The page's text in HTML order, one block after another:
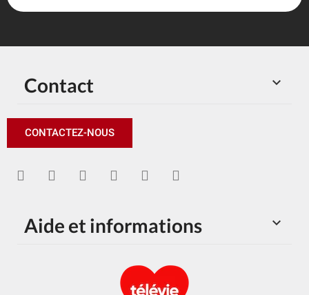

Contact
CONTACTEZ-NOUS

Aide et informations